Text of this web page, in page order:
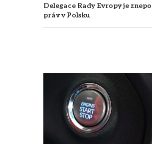
Delegace Rady Evropy je
práv v Polsku